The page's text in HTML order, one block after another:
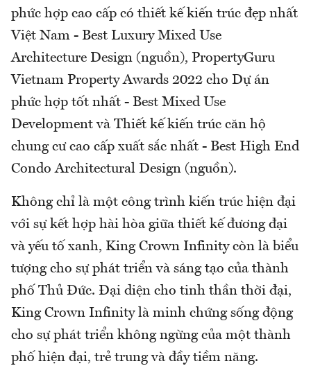
phức hợp cao cấp có thiết kế kiến trúc đẹp nhất
Việt Nam - Best Luxury Mixed Use
Architecture Design (nguồn), PropertyGuru
Vietnam Property Awards 2022 cho Dự án
phức hợp tốt nhất - Best Mixed Use
Development và Thiết kế kiến trúc căn hộ
chung cư cao cấp xuất sắc nhất - Best High End
Condo Architectural Design (nguồn).
Không chỉ là một công trình kiến trúc hiện đại
với sự kết hợp hài hòa giữa thiết kế đương đại
và yếu tố xanh, King Crown Infinity còn là biểu
tượng cho sự phát triển và sáng tạo của thành
phố Thủ Đức. Đại diện cho tinh thần thời đại,
King Crown Infinity là minh chứng sống động
cho sự phát triển không ngừng của một thành
phố hiện đại, trẻ trung và đầy tiềm năng.